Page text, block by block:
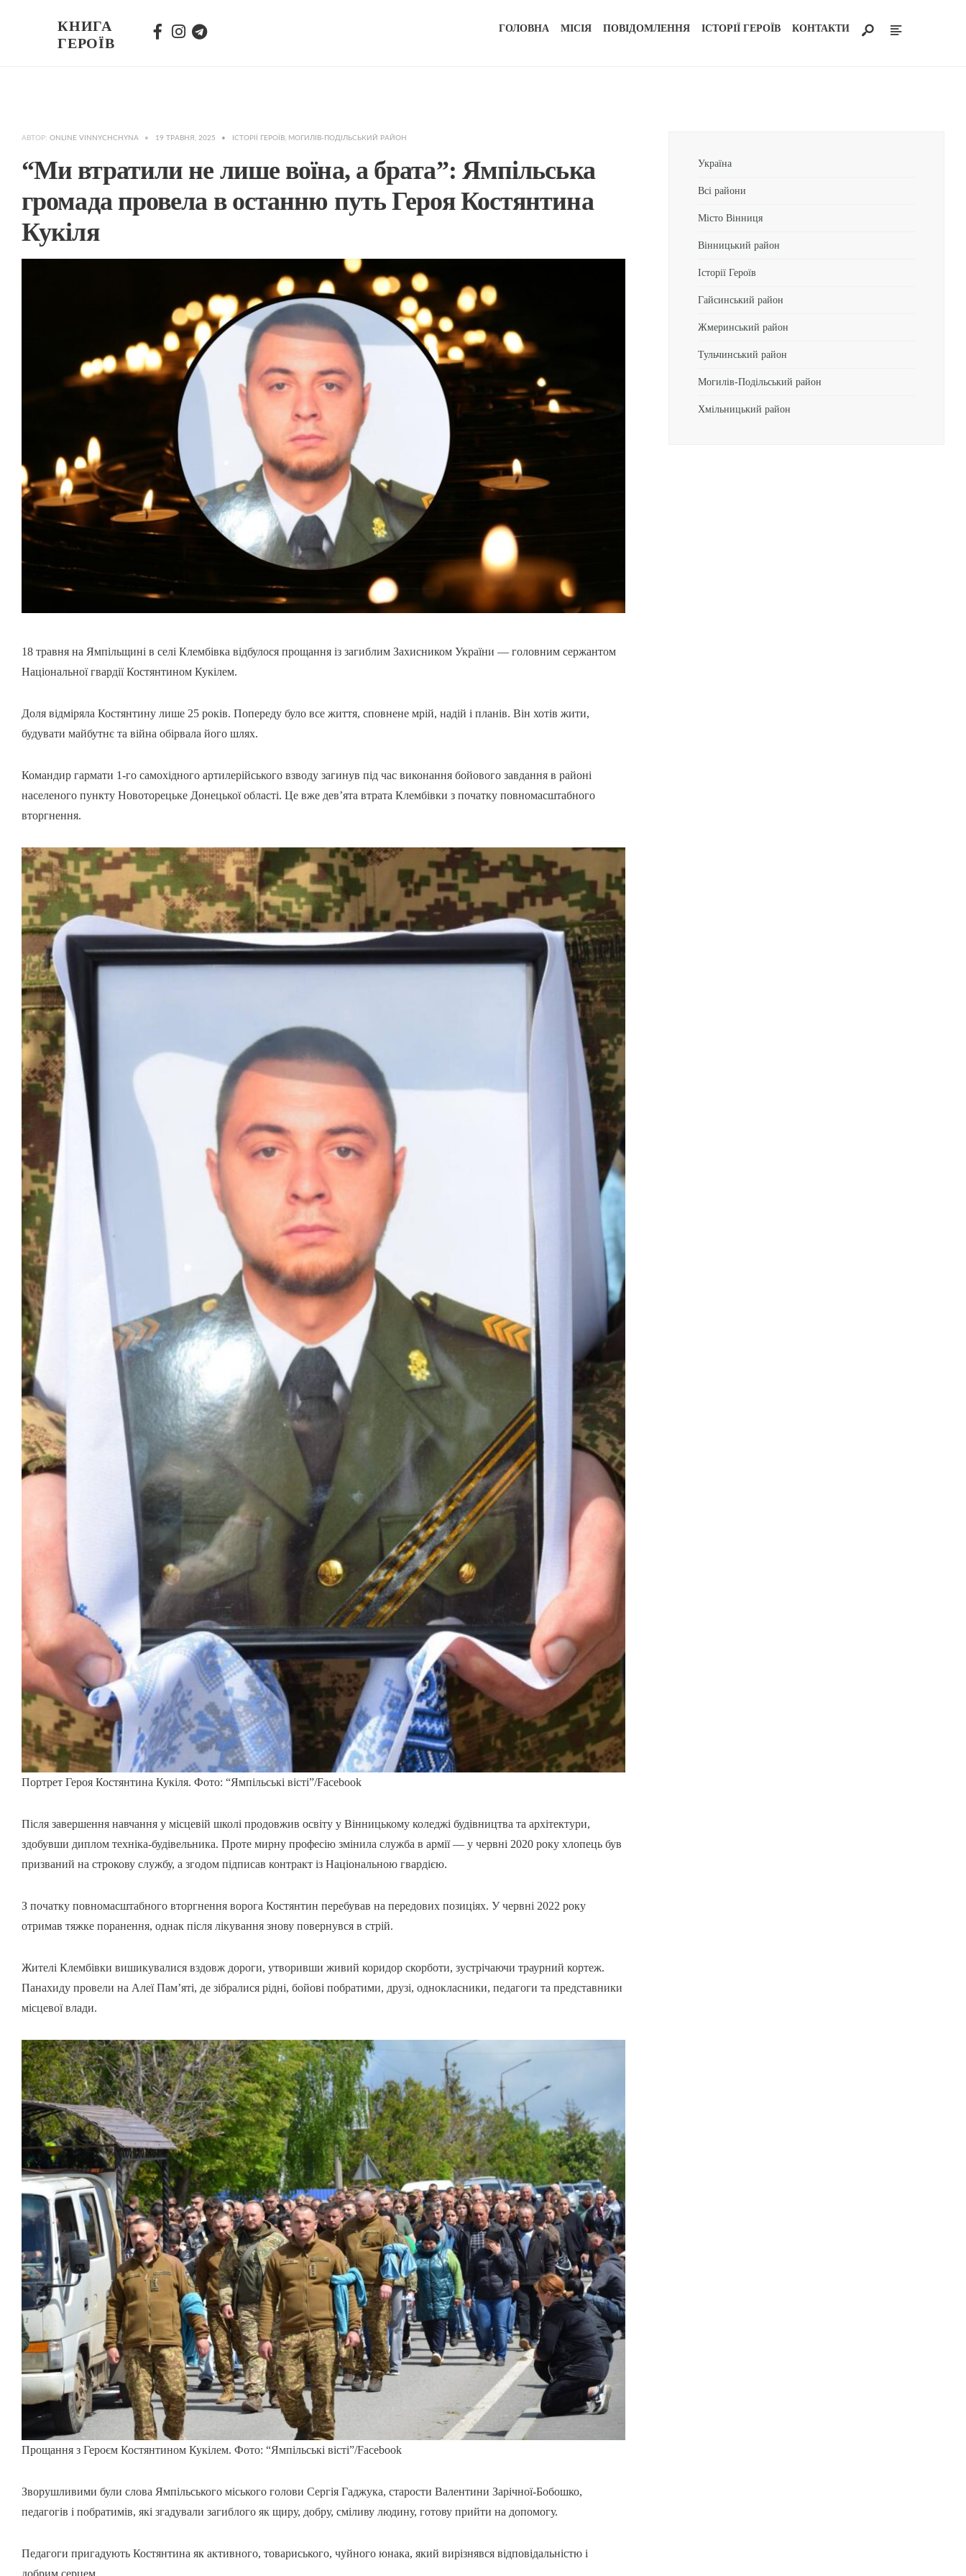
КНИГА
ГЕРОЇВ
ГОЛОВНА МІСІЯ ПОВІДОМЛЕННЯ ІСТОРІЇ ГЕРОЇВ КОНТАКТИ
АВТОР: ONLINE VINNYCHCHYNA • 19 ТРАВНЯ, 2025 • ІСТОРІЇ ГЕРОЇВ, МОГИЛІВ-ПОДІЛЬСЬКИЙ РАЙОН
“Ми втратили не лише воїна, а брата”: Ямпільська
громада провела в останню путь Героя Костянтина
Кукіля
18 травня на Ямпільщині в селі Клембівка відбулося прощання із загиблим Захисником України — головним сержантом
Національної гвардії Костянтином Кукілем.
Доля відміряла Костянтину лише 25 років. Попереду було все життя, сповнене мрій, надій і планів. Він хотів жити,
будувати майбутнє та війна обірвала його шлях.
Командир гармати 1-го самохідного артилерійського взводу загинув під час виконання бойового завдання в районі
населеного пункту Новоторецьке Донецької області. Це вже дев’ята втрата Клембівки з початку повномасштабного
вторгнення.
Портрет Героя Костянтина Кукіля. Фото: “Ямпільські вісті”/Facebook
Після завершення навчання у місцевій школі продовжив освіту у Вінницькому коледжі будівництва та архітектури,
здобувши диплом техніка-будівельника. Проте мирну професію змінила служба в армії — у червні 2020 року хлопець був
призваний на строкову службу, а згодом підписав контракт із Національною гвардією.
З початку повномасштабного вторгнення ворога Костянтин перебував на передових позиціях. У червні 2022 року
отримав тяжке поранення, однак після лікування знову повернувся в стрій.
Жителі Клембівки вишикувалися вздовж дороги, утворивши живий коридор скорботи, зустрічаючи траурний кортеж.
Панахиду провели на Алеї Пам’яті, де зібралися рідні, бойові побратими, друзі, однокласники, педагоги та представники
місцевої влади.
Прощання з Героєм Костянтином Кукілем. Фото: “Ямпільські вісті”/Facebook
Зворушливими були слова Ямпільського міського голови Сергія Гаджука, старости Валентини Зарічної-Бобошко,
педагогів і побратимів, які згадували загиблого як щиру, добру, сміливу людину, готову прийти на допомогу.
Педагоги пригадують Костянтина як активного, товариського, чуйного юнака, який вирізнявся відповідальністю і
добрим серцем.
Україна
Всі райони
Місто Вінниця
Вінницький район
Історії Героїв
Гайсинський район
Жмеринський район
Тульчинський район
Могилів-Подільський район
Хмільницький район